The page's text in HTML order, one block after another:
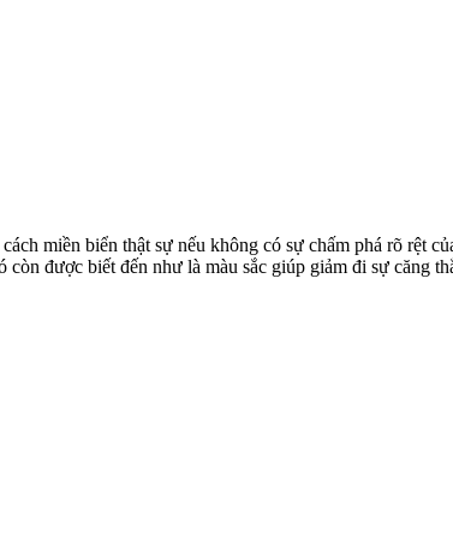
miền biển thật sự nếu không có sự chấm phá rõ rệt
được biết đến như là màu sắc giúp giảm đi sự căng